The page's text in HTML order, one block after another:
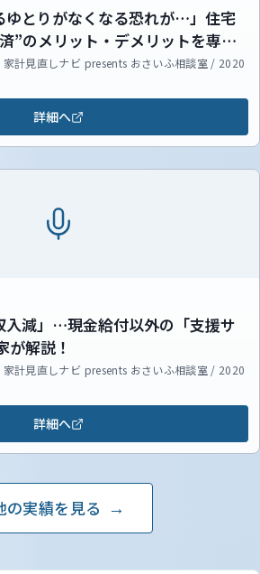
ゆとりがなくなる恐れが…」住宅
”のメリット・デメリットを専門
家計見直しナビ presents おさいふ相談室 / 2020
詳細へ
入減」…現金給付以外の「支援サ
が解説！
家計見直しナビ presents おさいふ相談室 / 2020
詳細へ
の実績を見る